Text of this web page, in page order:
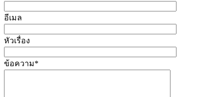
อีเมล
หัวเรื่อง
ข้อความ*